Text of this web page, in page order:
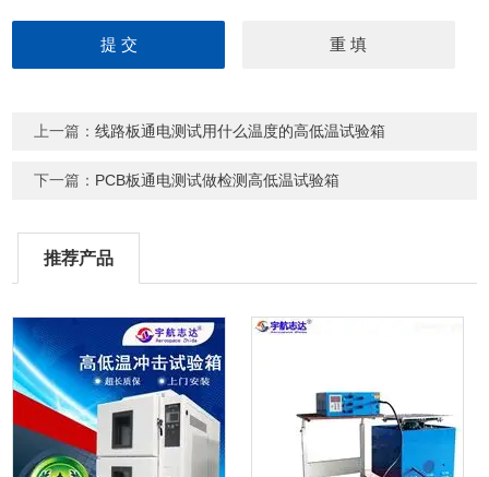
上一篇：线路板通电测试用什么温度的高低温试验箱
下一篇： PCB板通电测试做检测高低温试验箱
推荐产品